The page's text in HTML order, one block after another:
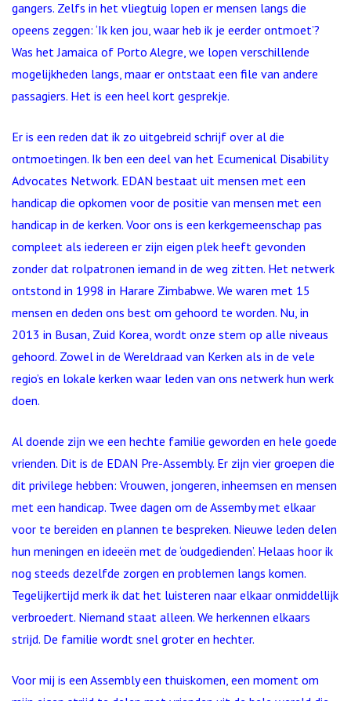
gangers. Zelfs in het vliegtuig lopen er mensen langs die
opeens zeggen: ‘Ik ken jou, waar heb ik je eerder ontmoet’?
Was het Jamaica of Porto Alegre, we lopen verschillende
mogelijkheden langs, maar er ontstaat een file van andere
passagiers. Het is een heel kort gesprekje.
Er is een reden dat ik zo uitgebreid schrijf over al die
ontmoetingen. Ik ben een deel van het Ecumenical Disability
Advocates Network. EDAN bestaat uit mensen met een
handicap die opkomen voor de positie van mensen met een
handicap in de kerken. Voor ons is een kerkgemeenschap pas
compleet als iedereen er zijn eigen plek heeft gevonden
zonder dat rolpatronen iemand in de weg zitten. Het netwerk
ontstond in 1998 in Harare Zimbabwe. We waren met 15
mensen en deden ons best om gehoord te worden. Nu, in
2013 in Busan, Zuid Korea, wordt onze stem op alle niveaus
gehoord. Zowel in de Wereldraad van Kerken als in de vele
regio’s en lokale kerken waar leden van ons netwerk hun werk
doen.
Al doende zijn we een hechte familie geworden en hele goede
vrienden. Dit is de EDAN Pre-Assembly. Er zijn vier groepen die
dit privilege hebben: Vrouwen, jongeren, inheemsen en mensen
met een handicap. Twee dagen om de Assemby met elkaar
voor te bereiden en plannen te bespreken. Nieuwe leden delen
hun meningen en ideeën met de ‘oudgedienden’. Helaas hoor ik
nog steeds dezelfde zorgen en problemen langs komen.
Tegelijkertijd merk ik dat het luisteren naar elkaar onmiddellijk
verbroedert. Niemand staat alleen. We herkennen elkaars
strijd. De familie wordt snel groter en hechter.
Voor mij is een Assembly een thuiskomen, een moment om